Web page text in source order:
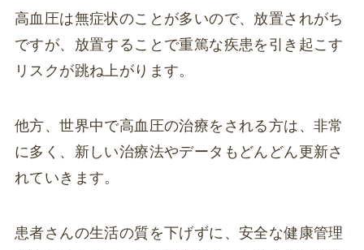
高血圧は無症状のことが多いので、放置されがち
ですが、放置することで重篤な疾患を引き起こす
リスクが跳ね上がります。
他方、世界中で高血圧の治療をされる方は、非常
に多く、新しい治療法やデータもどんどん更新さ
れていきます。
患者さんの生活の質を下げずに、安全な健康管理